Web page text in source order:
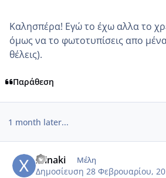
Καλησπέρα! Εγώ το έχω αλλα το
όμως να το φωτοτυπίσεις απο
θέλεις).
Παράθεση
1 month later...
xtinaki Μέλη
Δημοσίευση 28 Φεβρουαρίου,